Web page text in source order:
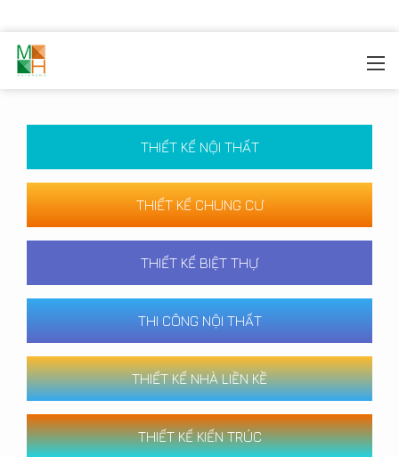
THIẾT KẾ NỘI THẤT
THIẾT KẾ CHUNG CƯ
THIẾT KẾ BIỆT THỰ
THI CÔNG NỘI THẤT
THIẾT KẾ NHÀ LIỀN KỀ
THIẾT KẾ KIẾN TRÚC